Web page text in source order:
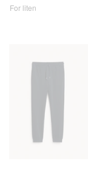
For liten
av
stemmer